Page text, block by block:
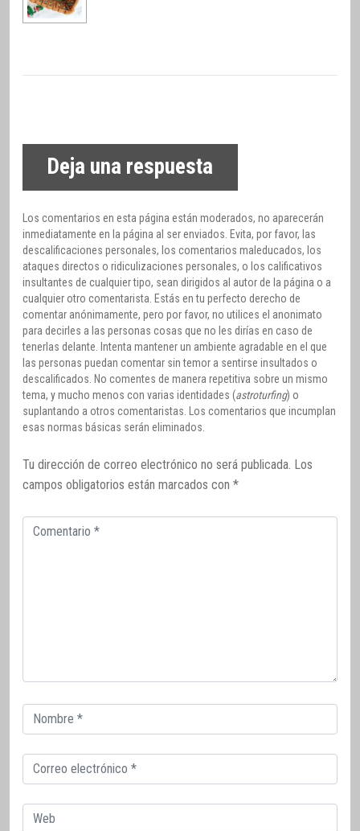
Deja una respuesta
Los comentarios en esta página están moderados, no aparecerán
inmediatamente en la página al ser enviados. Evita, por favor, las
descalificaciones personales, los comentarios maleducados, los
ataques directos o ridiculizaciones personales, o los calificativos
insultantes de cualquier tipo, sean dirigidos al autor de la página o a
cualquier otro comentarista. Estás en tu perfecto derecho de
comentar anónimamente, pero por favor, no utilices el anonimato
para decirles a las personas cosas que no les dirías en caso de
tenerlas delante. Intenta mantener un ambiente agradable en el que
las personas puedan comentar sin temor a sentirse insultados o
descalificados. No comentes de manera repetitiva sobre un mismo
tema, y mucho menos con varias identidades (astroturfing) o
suplantando a otros comentaristas. Los comentarios que incumplan
esas normas básicas serán eliminados.
Tu dirección de correo electrónico no será publicada. Los
campos obligatorios están marcados con *
Comentario
Correo
electrónico
Correo
electrónico
Web